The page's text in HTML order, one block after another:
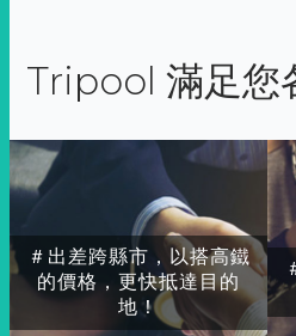
Tripool 滿足您
＃出差跨縣市，以搭高鐵
的價格，更快抵達目的
地！